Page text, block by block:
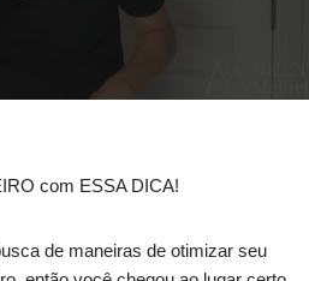
com ESSA DICA!
de maneiras de otimizar seu